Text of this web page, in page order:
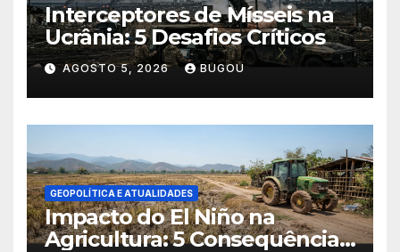
Interceptores de Mísseis na
Ucrânia: 5 Desafios Críticos
AGOSTO 5, 2026 BUGOU
GEOPOLÍTICA E ATUALIDADES
Impacto do El Niño na
Agricultura: 5 Consequências